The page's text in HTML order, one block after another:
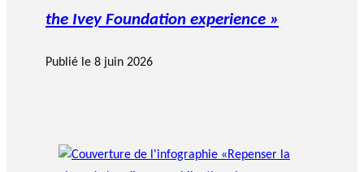
the Ivey Foundation experience »
Publié le 8 juin 2026